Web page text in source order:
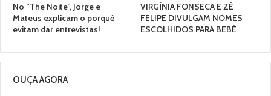
No “The Noite”, Jorge e
Mateus explicam o porquê
evitam dar entrevistas!
VIRGÍNIA FONSECA E ZÉ
FELIPE DIVULGAM NOMES
ESCOLHIDOS PARA BEBÊ
OUÇA AGORA